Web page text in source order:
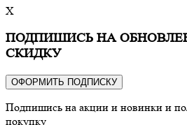
X
ПОДПИШИСЬ НА
СКИДКУ
ОФОРМИТЬ ПОДПИСКУ
Подпишись на акции и новинки и
покупку